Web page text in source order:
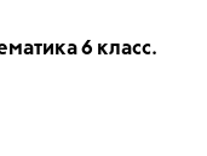
6 класс.